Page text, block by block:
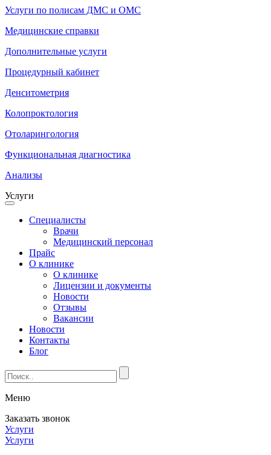
Услуги по полисам ДМС и ОМС
Медицинские справки
Дополнительные услуги
Процедурный кабинет
Денситометрия
Колопроктология
Отоларингология
Функциональная диагностика
Анализы
Услуги
Специалисты
Врачи
Медицинский персонал
Прайс
О клинике
О клинике
Лицензии и документы
Новости
Отзывы
Вакансии
Новости
Контакты
Блог
Меню
Заказать звонок
Услуги
Услуги